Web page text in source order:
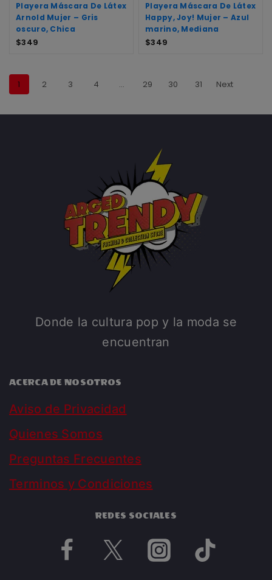
Playera Máscara De Látex
Arnold Mujer – Gris
oscuro, Chica
$349
Playera Máscara De Látex
Happy, Joy! Mujer – Azul
marino, Mediana
$349
1 2 3 4 … 29 30 31 Next
Donde la cultura pop y la moda se
encuentran
ACERCA DE NOSOTROS
Aviso de Privacidad
Quienes Somos
Preguntas Frecuentes
Terminos y Condiciones
REDES SOCIALES